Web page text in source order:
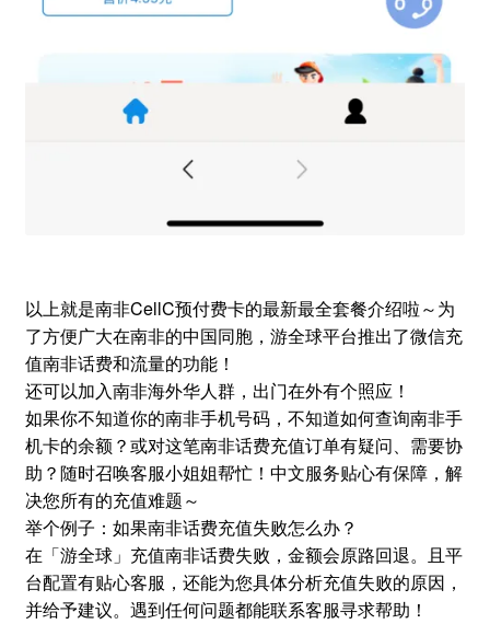
以上就是南非CellC预付费卡的最新最全套餐介绍啦～为
了方便广大在南非的中国同胞，游全球平台推出了微信充
值南非话费和流量的功能！
还可以加入南非海外华人群，出门在外有个照应！
如果你不知道你的南非手机号码，不知道如何查询南非手
机卡的余额？或对这笔南非话费充值订单有疑问、需要协
助？随时召唤客服小姐姐帮忙！中文服务贴心有保障，解
决您所有的充值难题～
举个例子：如果南非话费充值失败怎么办？
在「游全球」充值南非话费失败，金额会原路回退。且平
台配置有贴心客服，还能为您具体分析充值失败的原因，
并给予建议。遇到任何问题都能联系客服寻求帮助！